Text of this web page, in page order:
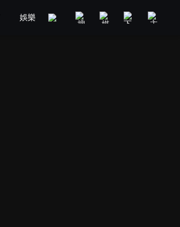
娛樂 美食旅遊 新聞政論